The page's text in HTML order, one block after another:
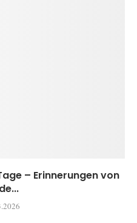
– Erinnerungen von